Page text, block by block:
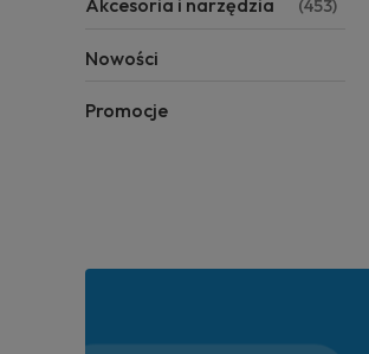
Akcesoria i narzędzia (453)
Nowości
Promocje